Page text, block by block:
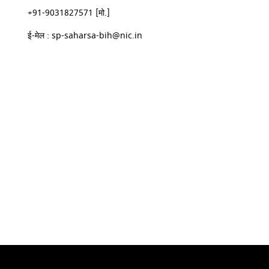
+91-9031827571 [मो.]
ई-मेल : sp-saharsa-bih@nic.in